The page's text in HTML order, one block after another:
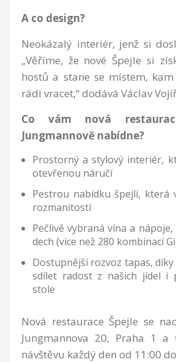
A co design?
Neokázalý interiér, jenž si
„Věříme, že nové Špejle si
hostů a stane se místem,
rádi vracet,“ dodává Václav
Co vám nová
Jungmannově nabídne?
Prostorný a stylový interiér,
otevřenou náručí
⁠Pestrou nabídku špejlí, která
rozmanitostí
⁠Pečlivě vybraná vína a
dech (více než 280 kombinací
Dostupnější rozvoz tapas,
sdílet radost z našich jídel i
stole
Nová restaurace Špejle se
Jungmannova 20, Praha 1
návštěvu každý den od 11:00